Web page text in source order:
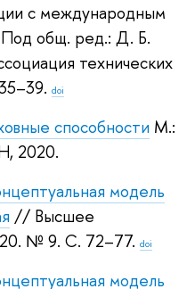
с международным
общ. ред.: Д. Б.
технических
doi
способности М.:
2020.
модель
// Высшее
№ 9. С. 72–77. doi
модель